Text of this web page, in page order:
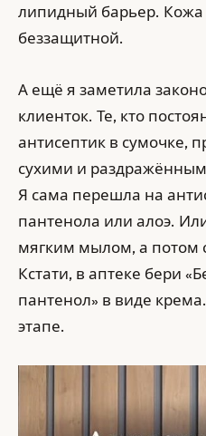
липидный барьер. Кожа
беззащитной.
А ещё я заметила
клиенток. Те, кто
антисептик в сумочке,
сухими и
Я сама перешла на
пантенола или алоэ.
мягким мылом, а потом
Кстати, в аптеке бери
пантенол» в виде
этапе.